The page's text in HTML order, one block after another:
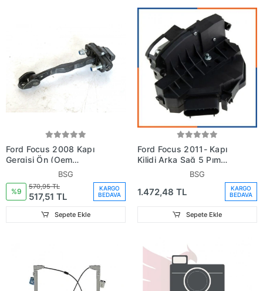
Ford Focus 2008 Kapı
Gergisi Ön (Oem
No:8M51A23500Aa)
BSG
%9
570,95 TL
517,51 TL
KARGO
BEDAVA
Sepete Ekle
Ford Focus 2011- Kapı
Kilidi Arka Sağ 5 Pım
BSG
1.472,48 TL
KARGO
BEDAVA
Sepete Ekle